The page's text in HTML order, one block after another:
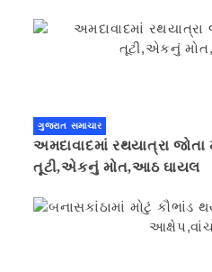
ગુજરાત સમાચાર
અમદાવાદમાં રથયાત્રા
તૂટી,એકનું મોત,આઠ ઘાયલ